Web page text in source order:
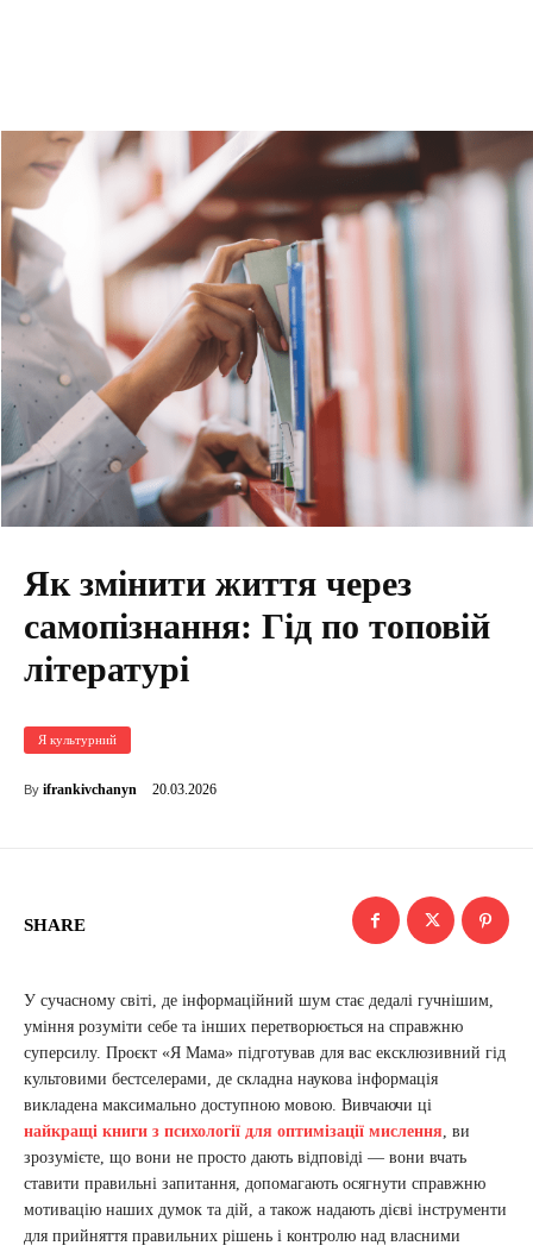
Як змінити життя через
самопізнання: Гід по топовій
літературі
Я культурний
By ifrankivchanyn 20.03.2026
SHARE
У сучасному світі, де інформаційний шум стає дедалі гучнішим,
уміння розуміти себе та інших перетворюється на справжню
суперсилу. Проєкт «Я Мама» підготував для вас ексклюзивний гід
культовими бестселерами, де складна наукова інформація
викладена максимально доступною мовою. Вивчаючи ці
найкращі книги з психології для оптимізації мислення, ви
зрозумієте, що вони не просто дають відповіді — вони вчать
ставити правильні запитання, допомагають осягнути справжню
мотивацію наших думок та дій, а також надають дієві інструменти
для прийняття правильних рішень і контролю над власними